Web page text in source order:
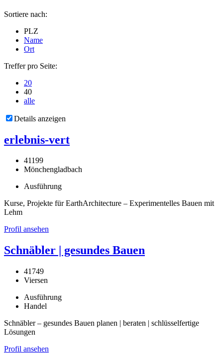
Sortiere nach:
PLZ
Name
Ort
Treffer pro Seite:
20
40
alle
Details anzeigen
erlebnis-vert
41199
Mönchengladbach
Ausführung
Kurse, Projekte für EarthArchitecture – Experimentelles Bauen mit
Lehm
Profil ansehen
Schnäbler | gesundes Bauen
41749
Viersen
Ausführung
Handel
Schnäbler – gesundes Bauen planen | beraten | schlüsselfertige
Lösungen
Profil ansehen